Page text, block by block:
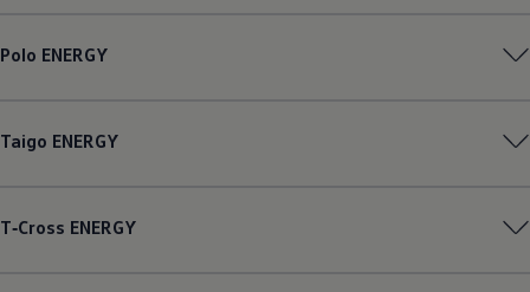
Polo ENERGY
Taigo ENERGY
T‑Cross ENERGY